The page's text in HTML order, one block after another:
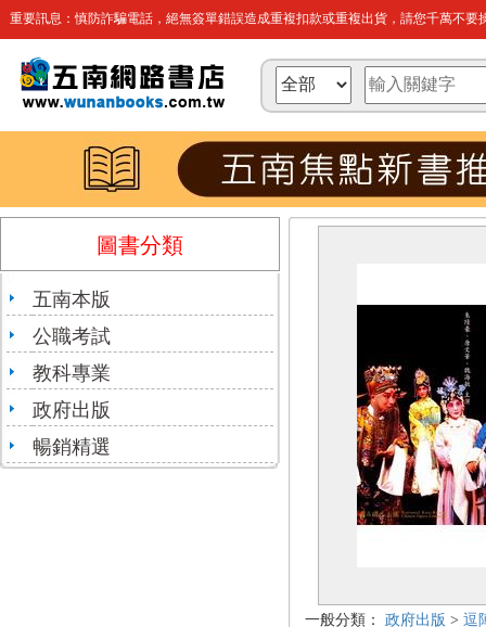
重要訊息：慎防詐騙電話，絕無簽單錯誤造成重複扣款或重複出貨，請您千萬不要
圖書分類
五南本版
公職考試
教科專業
政府出版
暢銷精選
一般分類： 政府出版 > 逗